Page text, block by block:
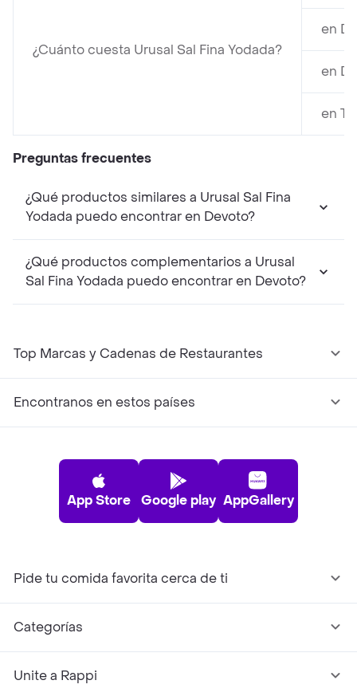
¿Cuánto cuesta Urusal Sal Fina Yodada?
en
en
en
Preguntas frecuentes
¿Qué productos similares a Urusal Sal Fina
Yodada puedo encontrar en Devoto?
¿Qué productos complementarios a Urusal
Sal Fina Yodada puedo encontrar en Devoto?
Top Marcas y Cadenas de Restaurantes
Encontranos en estos países
App Store Google play AppGallery
Pide tu comida favorita cerca de ti
Categorías
Unite a Rappi